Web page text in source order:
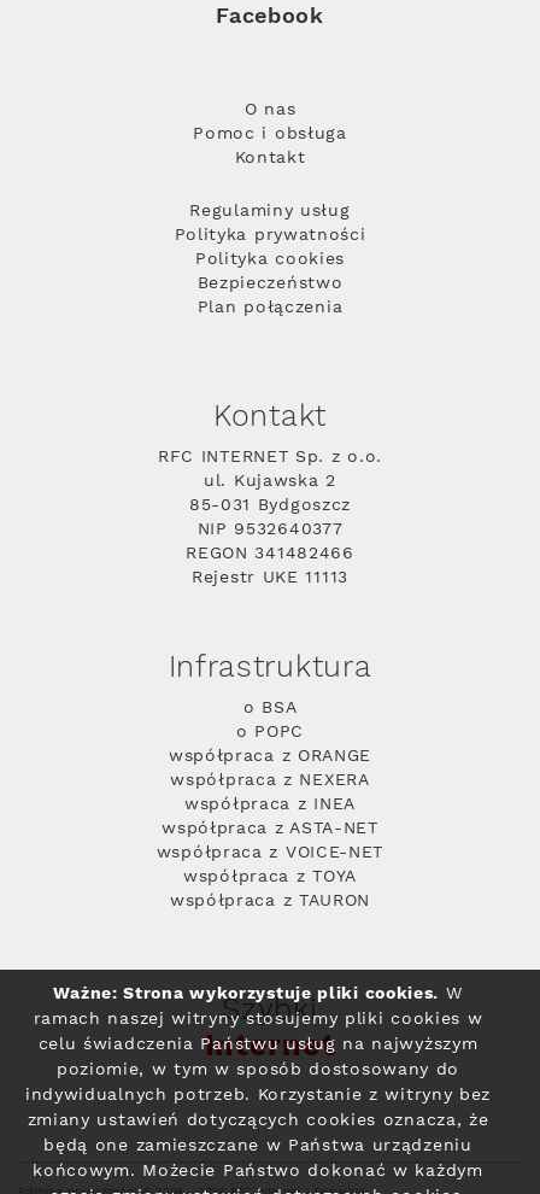
Facebook
O nas
Pomoc i obsługa
Kontakt
Regulaminy usług
Polityka prywatności
Polityka cookies
Bezpieczeństwo
Plan połączenia
Kontakt
RFC INTERNET Sp. z o.o.
ul. Kujawska 2
85-031 Bydgoszcz
NIP 9532640377
REGON 341482466
Rejestr UKE 11113
Infrastruktura
o BSA
o POPC
współpraca z ORANGE
współpraca z NEXERA
współpraca z INEA
współpraca z ASTA-NET
współpraca z VOICE-NET
współpraca z TOYA
współpraca z TAURON
Szybki
Internet
Ważne: Strona wykorzystuje pliki cookies. W
ramach naszej witryny stosujemy pliki cookies w
celu świadczenia Państwu usług na najwyższym
poziomie, w tym w sposób dostosowany do
indywidualnych potrzeb. Korzystanie z witryny bez
zmiany ustawień dotyczących cookies oznacza, że
będą one zamieszczane w Państwa urządzeniu
końcowym. Możecie Państwo dokonać w każdym